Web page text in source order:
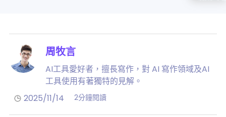
周牧言
AI工具愛好者，擅長寫作，對 AI 寫作領域及AI
工具使用有著獨特的見解。
2025/11/14
2分鐘閱讀